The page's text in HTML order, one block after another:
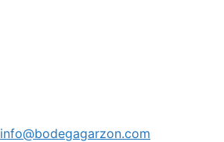
info@bodegagarzon.com